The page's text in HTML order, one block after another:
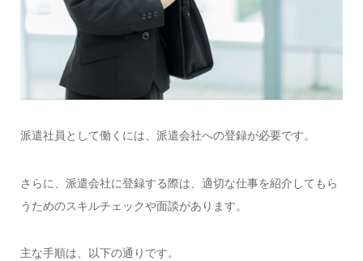
派遣社員として働くには、派遣会社への登録が必要です。
さらに、派遣会社に登録する際は、適切な仕事を紹介してもら
うためのスキルチェックや面談があります。
主な手順は、以下の通りです。